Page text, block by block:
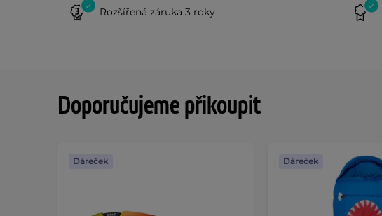
Rozšířená záruka 3 roky
Doporučujeme přikoupit
Dáreček Dáreček